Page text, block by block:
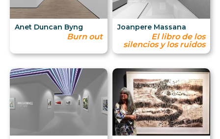
Anet Duncan Byng
Burn out
Joanpere Massana
El libro de los
silencios y los ruidos